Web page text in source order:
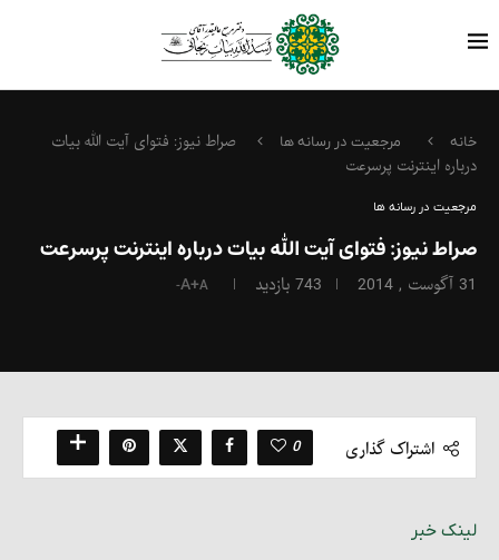
خانه مرجعیت در رسانه ها
صراط نیوز: فتوای آیت الله بیات
درباره اینترنت پرسرعت
مرجعیت در رسانه ها
صراط نیوز: فتوای آیت الله بیات درباره اینترنت پرسرعت
31 آگوست , 2014 743 بازدید A+A-
اشتراک گذاری 0
لینک خبر